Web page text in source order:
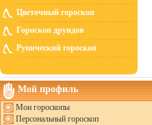
Цветочный гороскоп
Гороскоп друидов
Рунический гороскоп
Мой профиль
Мои гороскопы
Персональный гороскоп